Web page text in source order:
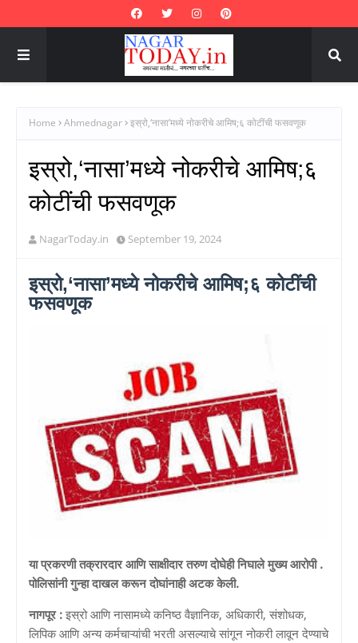
Home Ahmednagar इस्रो,‘नासा’मध्ये नोकरीचे आमिष;६ कोटींची फसवणूक
इस्रो,‘नासा’मध्ये नोकरीचे आमिष;६
कोटींची फसवणूक
NagarToday.in September 19, 2024
इस्रो,‘नासा’मध्ये नोकरीचे आमिष;६ कोटींची
फसवणूक
या प्रकरणी तक्रारदार आणि साक्षीदार तरुण दोघेही निघाले मुख्य आरोपी .
पोलिसांनी गुन्हा दाखल करून दोघांनाही अटक केली.
नागपूर : इस्रो आणि नासामध्ये कनिष्ठ वैज्ञानिक, अधिकारी, संशोधक,
लिपिक आणि अन्य कर्मचाऱ्यांची भरती असल्याचे सांगून नोकरी लावून देण्याचे